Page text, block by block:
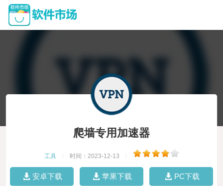
爬墙专用加速器
工具 时间：2023-12-13
安卓下载 苹果下载 PC下载